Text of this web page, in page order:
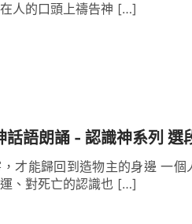
人的口頭上禱告神 […]
話語朗誦 - 認識神系列 選
才能歸回到造物主的身邊 一
、對死亡的認識也 […]